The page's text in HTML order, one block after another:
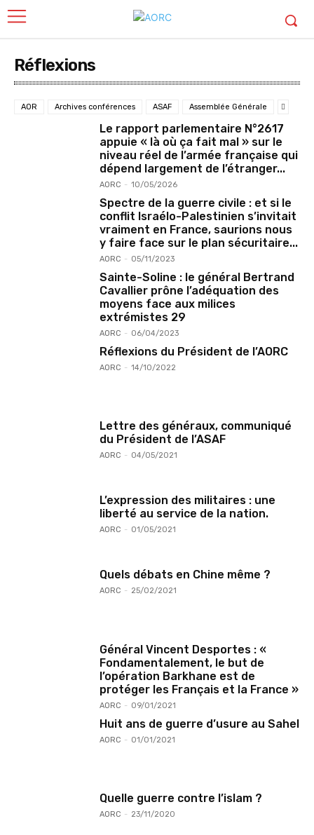
Réflexions
AOR Archives conférences ASAF Assemblée Générale
Le rapport parlementaire N°2617
appuie « là où ça fait mal » sur le
niveau réel de l’armée française qui
dépend largement de l’étranger...
AORC - 10/05/2026
Spectre de la guerre civile : et si le
conflit Israélo-Palestinien s’invitait
vraiment en France, saurions nous
y faire face sur le plan sécuritaire...
AORC - 05/11/2023
Sainte-Soline : le général Bertrand
Cavallier prône l’adéquation des
moyens face aux milices
extrémistes 29
AORC - 06/04/2023
Réflexions du Président de l’AORC
AORC - 14/10/2022
Lettre des généraux, communiqué
du Président de l’ASAF
AORC - 04/05/2021
L’expression des militaires : une
liberté au service de la nation.
AORC - 01/05/2021
Quels débats en Chine même ?
AORC - 25/02/2021
Général Vincent Desportes : «
Fondamentalement, le but de
l’opération Barkhane est de
protéger les Français et la France »
AORC - 09/01/2021
Huit ans de guerre d’usure au Sahel
AORC - 01/01/2021
Quelle guerre contre l’islam ?
AORC - 23/11/2020